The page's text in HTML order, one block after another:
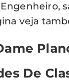
veja
De